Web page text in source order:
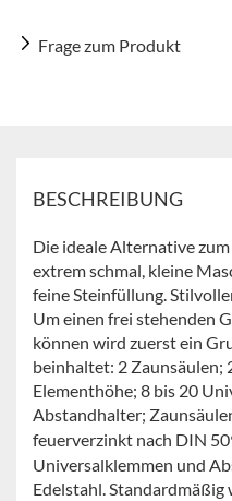
Frage zum Produkt
BESCHREIBUNG
Die ideale Alternative
extrem schmal, kleine
feine Steinfüllung.
Um einen frei stehenden
können wird zuerst ein
beinhaltet: 2 Zaunsäulen;
Elementhöhe; 8 bis 20
Abstandhalter;
feuerverzinkt nach DIN
Universalklemmen und
Edelstahl.